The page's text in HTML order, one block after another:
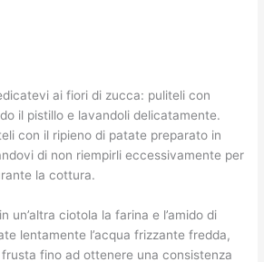
ai fiori di zucca: puliteli con
il pistillo e lavandoli delicatamente.
con il ripieno di patate preparato in
di non riempirli eccessivamente per
la cottura.
un’altra ciotola la farina e l’amido di
lentamente l’acqua frizzante fredda,
fino ad ottenere una consistenza